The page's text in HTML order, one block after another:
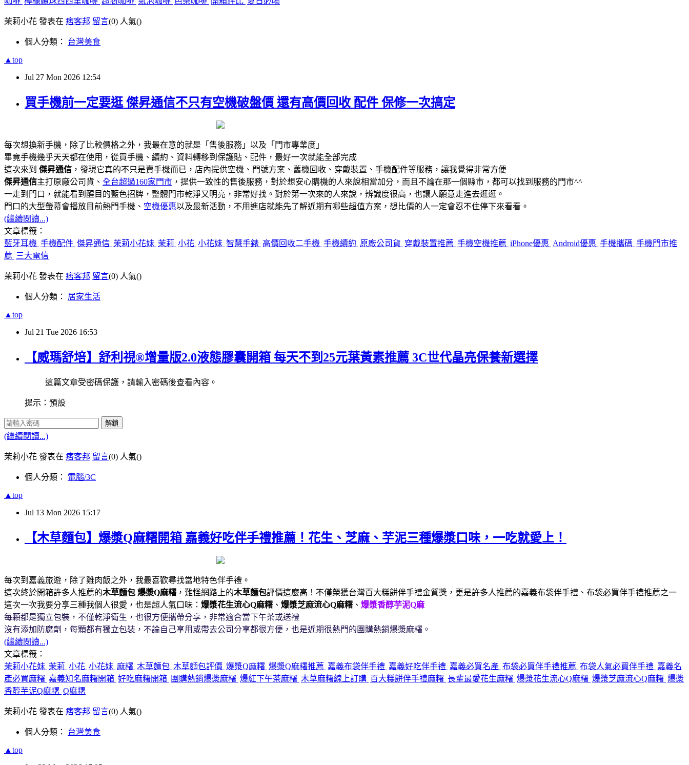
茉莉小花 發表在 痞客邦 留言(0) 人氣()
個人分類： 台灣美食
▲top
Jul 27 Mon 2026 12:54
買手機前一定要逛 傑昇通信不只有空機破盤價 還有高價回收 配件 保修一次搞定
每次想換新手機，除了比較價格之外，我最在意的就是「售後服務」以及「門市專業度」
畢竟手機幾乎天天都在使用，從買手機、續約、資料轉移到保護貼、配件，最好一次就能全部完成
這次來到 傑昇通信 ，發現它真的不只是賣手機而已，店內提供空機、門號方案、舊機回收、穿戴裝置、手機配件等服務，讓我覺得非常方便
傑昇通信主打原廠公司貨、 全台超過160家門市 ，提供一致性的售後服務，對於想安心購機的人來說相當加分，而且不論在那一個縣市，都可以找到服務的門市^^
一走到門口，就能看到醒目的藍色招牌，整體門市乾淨又明亮，非常好找。對於第一次來的人來說，辨識度很高，也讓人願意走進去逛逛。
門口的大型螢幕會播放目前熱門手機、 空機優惠以及最新活動，不用進店就能先了解近期有哪些超值方案，想比價的人一定會忍不住停下來看看。
(繼續閱讀...)
文章標籤：
藍牙耳機 手機配件 傑昇通信 茉莉小花妹 茉莉 小花 小花妹 智慧手錶 高價回收二手機 手機續約 原廠公司貨 穿戴裝置推薦 手機空機推薦 iPhone優惠 Android優惠 手機攜碼 手機門市推
薦 三大電信
茉莉小花 發表在 痞客邦 留言(0) 人氣()
個人分類： 居家生活
▲top
Jul 21 Tue 2026 16:53
【威瑪舒培】舒利視®增量版2.0液態膠囊開箱 每天不到25元葉黃素推薦 3C世代晶亮保養新選擇
這篇文章受密碼保護，請輸入密碼後查看內容。
提示：預設
解鎖
(繼續閱讀...)
茉莉小花 發表在 痞客邦 留言(0) 人氣()
個人分類： 電腦/3C
▲top
Jul 13 Mon 2026 15:17
【木草麵包】爆漿Q麻糬開箱 嘉義好吃伴手禮推薦！花生、芝麻、芋泥三種爆漿口味，一吃就愛上！
每次到嘉義旅遊，除了雞肉飯之外，我最喜歡尋找當地特色伴手禮。
這次終於開箱許多人推薦的木草麵包 爆漿Q麻糬 ，難怪網路上的木草麵包評價這麼高！不僅榮獲台灣百大糕餅伴手禮金質獎，更是許多人推薦的嘉義布袋伴手禮、布袋必買伴手禮推薦之一
這次一次我要分享三種我個人很愛，也是超人氣口味： 爆漿花生流心Q麻糬 、 爆漿芝麻流心Q麻糬 、 爆漿香醇芋泥Q麻
每顆都是獨立包裝，不僅乾淨衛生，也很方便攜帶分享，非常適合當下午茶或送禮
沒有添加防腐劑，每顆都有獨立包裝，不論自己享用或帶去公司分享都很方便，也是近期很熱門的團購熱銷爆漿麻糬。
(繼續閱讀...)
文章標籤：
茉莉小花妹 茉莉 小花 小花妹 麻糬 木草麵包 木草麵包評價 爆漿Q麻糬 爆漿Q麻糬推薦 嘉義布袋伴手禮 嘉義好吃伴手禮 嘉義必買名產 布袋必買伴手禮推薦 布袋人氣必買伴手禮 嘉義名
產必買麻糬 嘉義知名麻糬開箱 好吃麻糬開箱 團購熱銷爆漿麻糬 爆紅下午茶麻糬 木草麻糬線上訂購 百大糕餅伴手禮麻糬 長輩最愛花生麻糬 爆漿花生流心Q麻糬 爆漿芝麻流心Q麻糬 爆漿
香醇芋泥Q麻糬 Q麻糬
茉莉小花 發表在 痞客邦 留言(0) 人氣()
個人分類： 台灣美食
▲top